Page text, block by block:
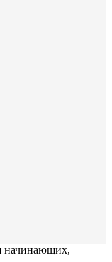
начинающих,